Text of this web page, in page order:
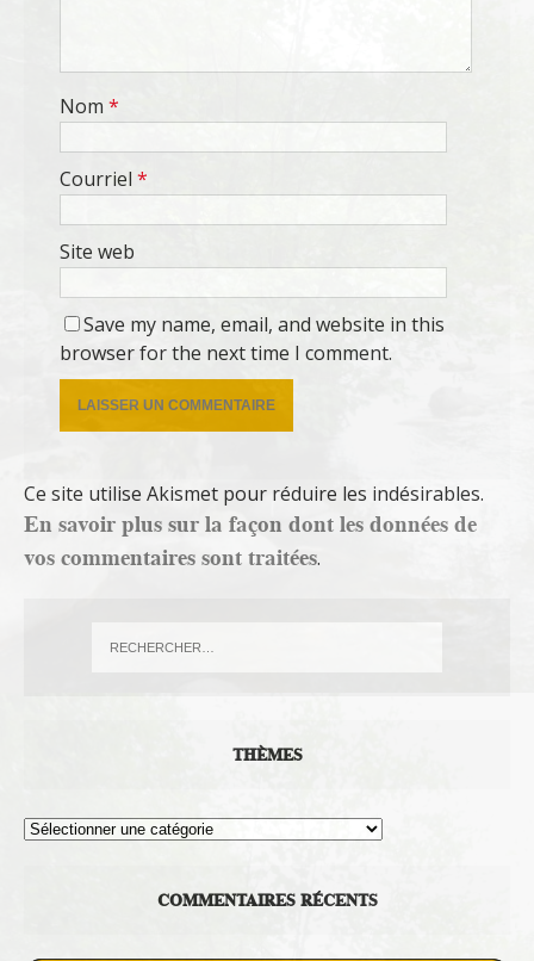
Nom *
Courriel *
Site web
Save my name, email, and website in this
browser for the next time I comment.
Ce site utilise Akismet pour réduire les indésirables.
En savoir plus sur la façon dont les données de
vos commentaires sont traitées.
THÈMES
Thèmes
COMMENTAIRES RÉCENTS